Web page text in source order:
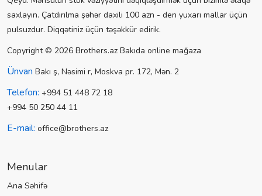
saxlayın. Çatdırılma şəhər daxili 100 azn - den yuxarı mallar üçün
pulsuzdur. Diqqətiniz üçün təşəkkür edirik.
Copyright © 2026 Brothers.az Bakıda online mağaza
Ünvan Bakı ş, Nəsimi r, Moskva pr. 172, Mən. 2
Telefon: +994 51 448 72 18
+994 50 250 44 11
E-mail: office@brothers.az
Menular
Ana Səhifə